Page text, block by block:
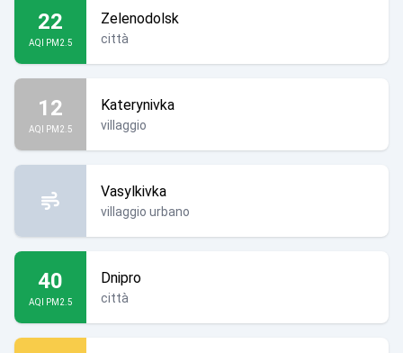
22
AQI PM2.5
Zelenodolsk
città
12
AQI PM2.5
Katerynivka
villaggio
Vasylkivka
villaggio urbano
40
AQI PM2.5
Dnipro
città